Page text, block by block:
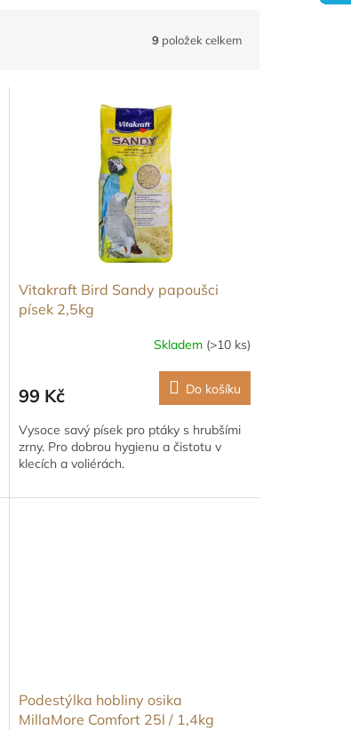
9 položek celkem
Vitakraft Bird Sandy papoušci
písek 2,5kg
Skladem (>10 ks)
99 Kč Do košíku
Vysoce savý písek pro ptáky s hrubšími
zrny. Pro dobrou hygienu a čistotu v
klecích a voliérách.
Podestýlka hobliny osika
MillaMore Comfort 25l / 1,4kg